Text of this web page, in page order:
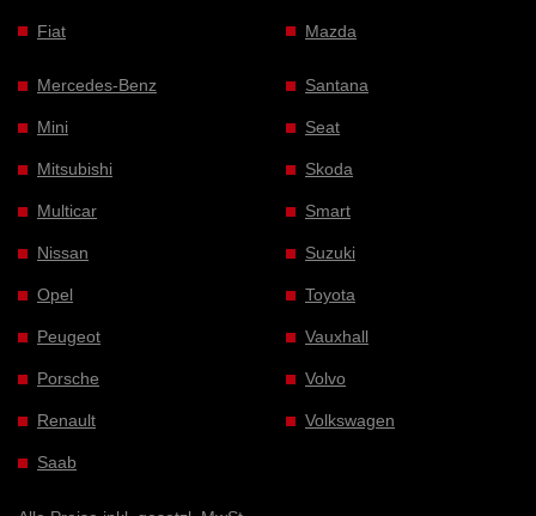
Fiat Mazda
Mercedes-Benz
Mini
Mitsubishi
Multicar
Nissan
Opel
Peugeot
Porsche
Renault
Saab
Santana
Seat
Skoda
Smart
Suzuki
Toyota
Vauxhall
Volvo
Volkswagen